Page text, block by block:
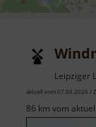
Leipziger
aktuell vom 07.06.2026 /
86 km vom